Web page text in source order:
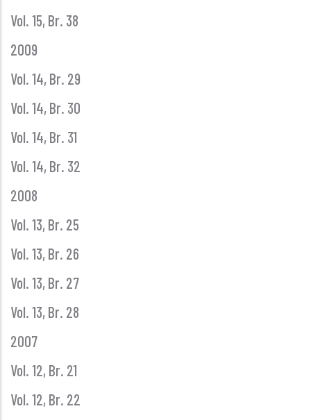
Vol. 15, Br. 38
2009
Vol. 14, Br. 29
Vol. 14, Br. 30
Vol. 14, Br. 31
Vol. 14, Br. 32
2008
Vol. 13, Br. 25
Vol. 13, Br. 26
Vol. 13, Br. 27
Vol. 13, Br. 28
2007
Vol. 12, Br. 21
Vol. 12, Br. 22